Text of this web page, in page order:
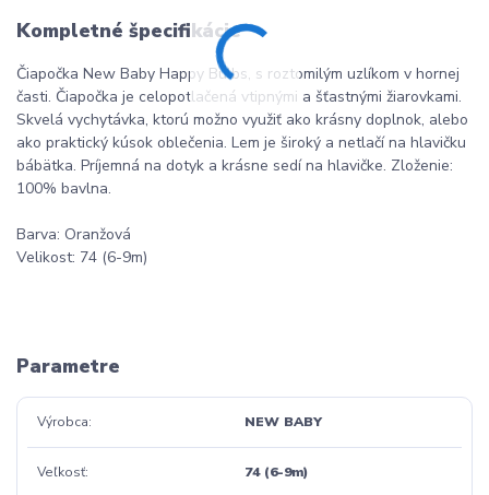
Kompletné špecifikácie
Čiapočka New Baby Happy Bulbs, s roztomilým uzlíkom v hornej
časti. Čiapočka je celopotlačená vtipnými a šťastnými žiarovkami.
Skvelá vychytávka, ktorú možno využiť ako krásny doplnok, alebo
ako praktický kúsok oblečenia. Lem je široký a netlačí na hlavičku
bábätka. Príjemná na dotyk a krásne sedí na hlavičke. Zloženie:
100% bavlna.
Barva: Oranžová
Velikost: 74 (6-9m)
Parametre
Výrobca NEW BABY
Veľkosť 74 (6-9m)